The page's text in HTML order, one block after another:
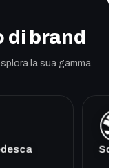
di brand
la sua gamma.